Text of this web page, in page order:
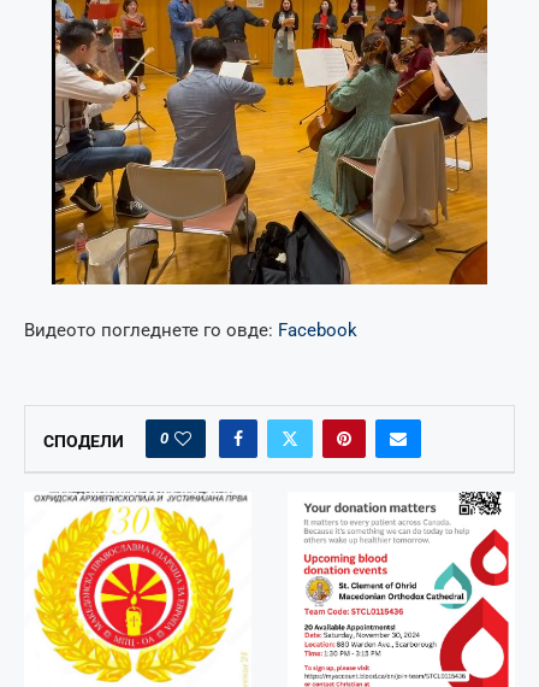
Видеото погледнете го овде: Facebook
СПОДЕЛИ 0